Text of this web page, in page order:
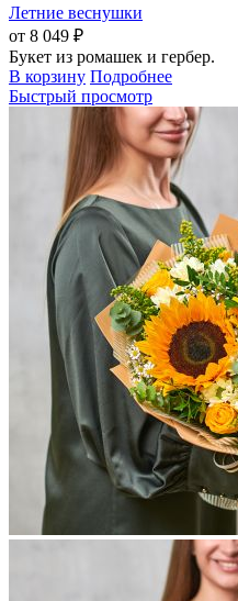
Летние веснушки
от 8 049 ₽
Букет из ромашек и гербер.
В корзину Подробнее
Быстрый просмотр